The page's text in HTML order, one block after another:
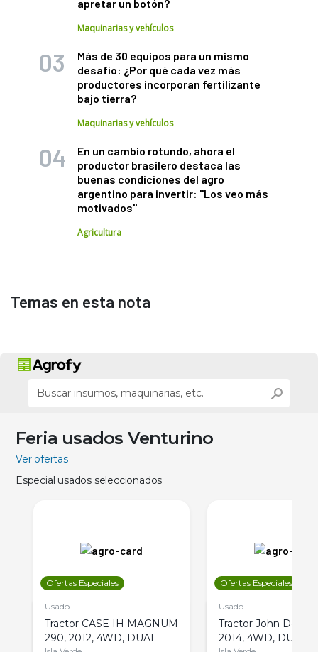
apretar un botón?
Maquinarias y vehículos
Más de 30 equipos para un mismo
desafío: ¿Por qué cada vez más
productores incorporan fertilizante
bajo tierra?
Maquinarias y vehículos
En un cambio rotundo, ahora el
productor brasilero destaca las
buenas condiciones del agro
argentino para invertir: "Los veo más
motivados"
Agricultura
Temas en esta nota
Feria usados Venturino
Ver ofertas
Especial usados seleccionados
Ofertas Especiales
Usado
Tractor CASE IH MAGNUM
290, 2012, 4WD, DUAL
Ofertas Especiales
Usado
Tractor John Deere
2014, 4WD, DUAL